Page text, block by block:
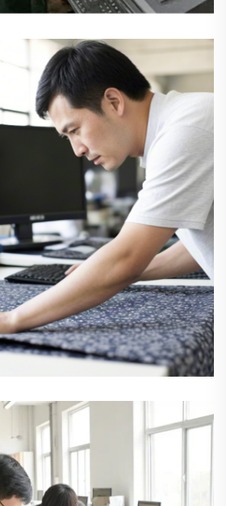
‌Evan
Werkstattbetreiber
‌Liam
Qualitätsinspektor